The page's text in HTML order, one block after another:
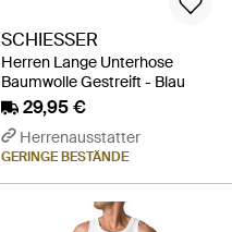
SCHIESSER
Herren Lange Unterhose
Baumwolle Gestreift - Blau
29,95 €
Herrenausstatter
GERINGE BESTÄNDE